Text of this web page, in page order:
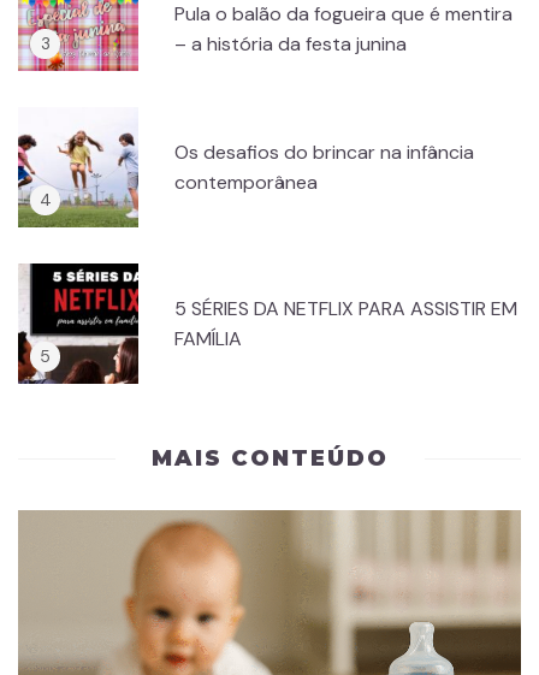
Pula o balão da fogueira que é mentira
– a história da festa junina
Os desafios do brincar na infância
contemporânea
5 SÉRIES DA NETFLIX PARA ASSISTIR EM
FAMÍLIA
MAIS CONTEÚDO